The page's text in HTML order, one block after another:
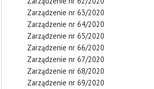
Zarządzenie nr 63/2020
Zarządzenie nr 64/2020
Zarządzenie nr 65/2020
Zarządzenie nr 66/2020
Zarządzenie nr 67/2020
Zarządzenie nr 68/2020
Zarządzenie nr 69/2020